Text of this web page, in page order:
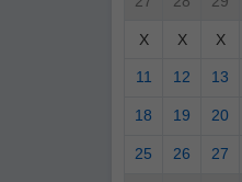
X X X
11 12 13
18 19 20
25 26 27